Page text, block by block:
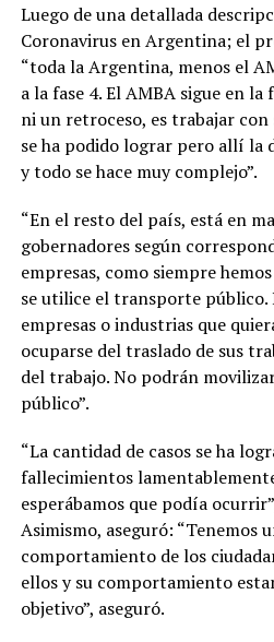
Luego de una detallada
Coronavirus en Argentina; el
“toda la Argentina, menos el
a la fase 4. El AMBA sigue en la
ni un retroceso, es trabajar con
se ha podido lograr pero allí la
y todo se hace muy complejo”.
“En el resto del país, está en
gobernadores según
empresas, como siempre
se utilice el transporte
empresas o industrias que
ocuparse del traslado de sus
del trabajo. No podrán
público”.
“La cantidad de casos se ha
fallecimientos
esperábamos que podía
Asimismo, aseguró: “Tenemos
comportamiento de los
ellos y su comportamiento
objetivo”, aseguró.